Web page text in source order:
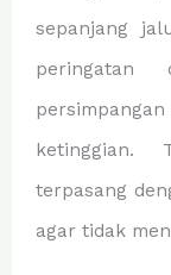
sepanjang
ketinggian.
terpasang
agar tidak